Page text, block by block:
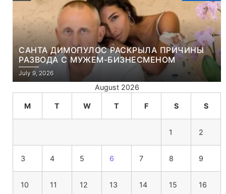
САНТА ДИМОПУЛОС РАСКРЫЛА ПРИЧИНЫ
РАЗВОДА С МУЖЕМ-БИЗНЕСМЕНОМ
July 9, 2026
August 2026
M T W T F S S
1 2
3 4 5 6 7 8 9
10 11 12 13 14 15 16